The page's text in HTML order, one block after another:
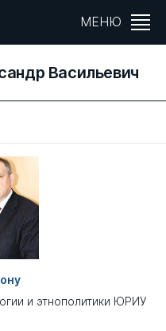
МЕНЮ
Васильевич
и этнополитики ЮРИУ